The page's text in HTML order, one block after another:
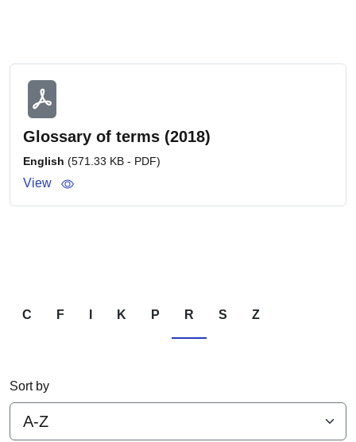
Glossary of terms (2018)
English (571.33 KB - PDF)
View
C F K P R S Z
Sort by